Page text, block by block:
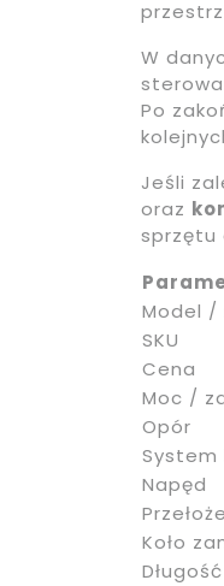
W
Po
Jeśli
oraz
sprzętu
Model /
SKU
Cena
Moc /
Opór
System
Napęd
Koło